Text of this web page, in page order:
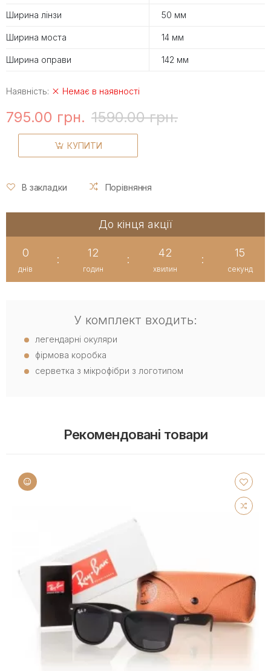
Ширина лінзи 50 мм
Ширина моста 14 мм
Ширина оправи 142 мм
Наявність: Немає в наявності
795.00 грн. 1590.00 грн.
КУПИТИ
В закладки Порівняння
До кінця акції
0
днів
:
12
годин
:
42
хвилин
:
14
секунд
У комплект входить:
легендарні окуляри
фірмова коробка
серветка з мікрофібри з логотипом
Рекомендовані товари